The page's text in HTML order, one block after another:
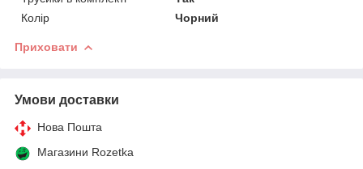
Колір
Чорний
Приховати
Умови доставки
Нова Пошта
Магазини Rozetka